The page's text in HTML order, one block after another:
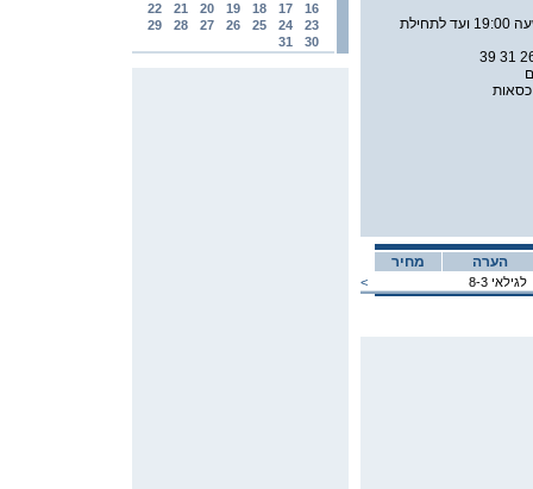
16
17
18
19
20
21
22
23
24
25
26
27
28
29
30
31
מהשעה 19:00 ועד לתחילת
מחיר הערה
< לגילאי 8-3